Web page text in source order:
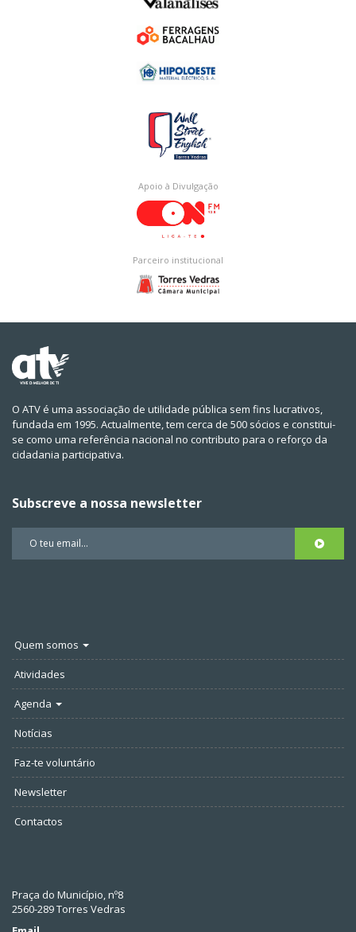
Apoio à Divulgação
Parceiro institucional
O ATV é uma associação de utilidade pública sem fins lucrativos,
fundada em 1995. Actualmente, tem cerca de 500 sócios e constitui-
se como uma referência nacional no contributo para o reforço da
cidadania participativa.
Subscreve a nossa newsletter
Quem somos
Atividades
Agenda
Notícias
Faz-te voluntário
Newsletter
Contactos
Praça do Município, nº8
2560-289 Torres Vedras